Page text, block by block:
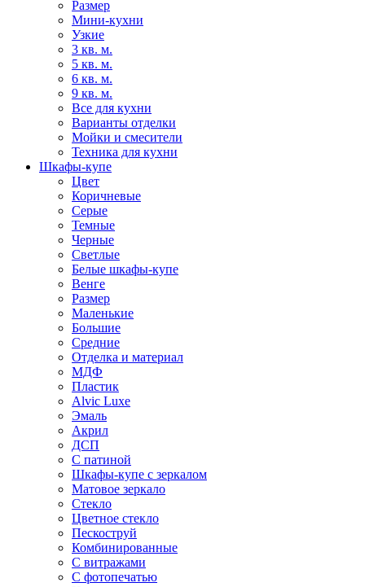
Размер
Мини-кухни
Узкие
3 кв. м.
5 кв. м.
6 кв. м.
9 кв. м.
Все для кухни
Варианты отделки
Мойки и смесители
Техника для кухни
Шкафы-купе
Цвет
Коричневые
Серые
Темные
Черные
Светлые
Белые шкафы-купе
Венге
Размер
Маленькие
Большие
Средние
Отделка и материал
МДФ
Пластик
Alvic Luxe
Эмаль
Акрил
ДСП
С патиной
Шкафы-купе с зеркалом
Матовое зеркало
Стекло
Цветное стекло
Пескоструй
Комбинированные
С витражами
С фотопечатью